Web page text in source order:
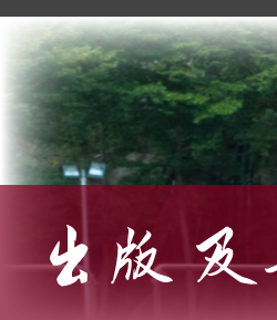
Skip
content